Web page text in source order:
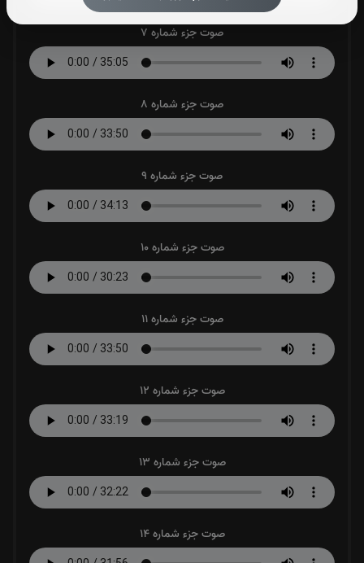
صوت جزء شماره 7
صوت جزء شماره 8
صوت جزء شماره 9
صوت جزء شماره 10
صوت جزء شماره 11
صوت جزء شماره 12
صوت جزء شماره 13
صوت جزء شماره 14